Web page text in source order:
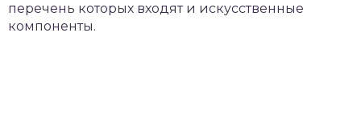
перечень которых входят и искусственные
компоненты.